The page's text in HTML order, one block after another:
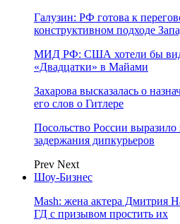
Галузин: РФ готова к
конструктивном подходе
МИД РФ: США хотели бы
«Двадцатки» в Майами
Захарова высказалась о
его слов о Гитлере
Посольство России
задержания дипкурьеров
Prev Next
Шоу-Бизнес
Mash: жена актера Дмитрия
ГД с призывом простить их